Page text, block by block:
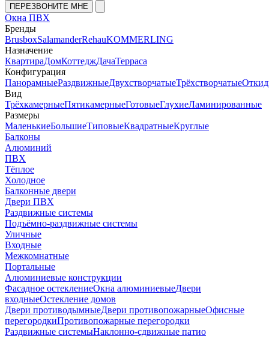
ПЕРЕЗВОНИТЕ МНЕ
Окна ПВХ
Бренды
BrusboxSalamanderRehauKOMMERLING
Назначение
КвартираДомКоттеджДачаТерраса
Конфигурация
ПанорамныеРаздвижныеДвухстворчатыеТрёхстворчатые
Вид
ТрёхкамерныеПятикамерныеГотовыеГлухиеЛаминированные
Размеры
МаленькиеБольшиеТиповыеКвадратныеКруглые
Балконы
Алюминий
ПВХ
Тёплое
Холодное
Балконные двери
Двери ПВХ
Раздвижные системы
Подъёмно-раздвижные системы
Уличные
Входные
Межкомнатные
Портальные
Алюминиевые конструкции
Фасадное остеклениеОкна алюминиевыеДвери
входныеОстекление домов
Двери противодымныеДвери противопожарныеОфисные
перегородкиПротивопожарные перегородки
Раздвижные системыНаклонно-сдвижные патио